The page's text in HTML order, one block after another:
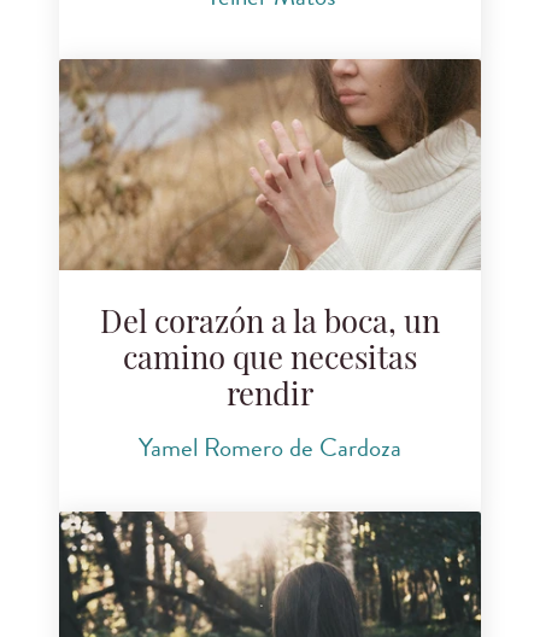
Del corazón a la boca, un
camino que necesitas
rendir
Yamel Romero de Cardoza